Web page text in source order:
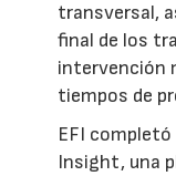
transversal,
final de los
intervención
tiempos de
EFI
Insight, una